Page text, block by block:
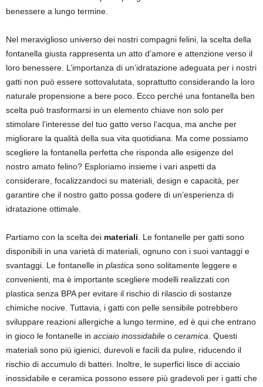
benessere a lungo termine.
Nel meraviglioso universo dei nostri compagni felini, la scelta della
fontanella giusta rappresenta un atto d’amore e attenzione verso il
loro benessere. L’importanza di un’idratazione adeguata per i nostri
gatti non può essere sottovalutata, soprattutto considerando la loro
naturale propensione a bere poco. Ecco perché una fontanella ben
scelta può trasformarsi in un elemento chiave non solo per
stimolare l’interesse del tuo gatto verso l’acqua, ma anche per
migliorare la qualità della sua vita quotidiana. Ma come possiamo
scegliere la fontanella perfetta che risponda alle esigenze del
nostro amato felino? Esploriamo insieme i vari aspetti da
considerare, focalizzandoci su materiali, design e capacità, per
garantire che il nostro gatto possa godere di un’esperienza di
idratazione ottimale.
Partiamo con la scelta dei materiali . Le fontanelle per gatti sono
disponibili in una varietà di materiali, ognuno con i suoi vantaggi e
svantaggi. Le fontanelle in plastica sono solitamente leggere e
convenienti, ma è importante scegliere modelli realizzati con
plastica senza BPA per evitare il rischio di rilascio di sostanze
chimiche nocive. Tuttavia, i gatti con pelle sensibile potrebbero
sviluppare reazioni allergiche a lungo termine, ed è qui che entrano
in gioco le fontanelle in acciaio inossidabile o ceramica . Questi
materiali sono più igienici, durevoli e facili da pulire, riducendo il
rischio di accumulo di batteri. Inoltre, le superfici lisce di acciaio
inossidabile e ceramica possono essere più gradevoli per i gatti che